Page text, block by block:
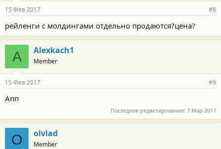
15 Фев 2017 #8
рейленги с молдингами отдельно продаются?цена?
A Alexkach1
Member
15 Фев 2017 #9
Апп
Последнее редактирование: 7 Мар 2017
O olvlad
Member